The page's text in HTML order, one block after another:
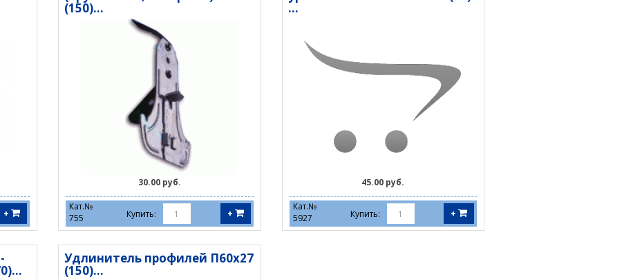
+
(150)...
30.00 руб.
Кат.№
755
Купить: +
...
45.00 руб.
Кат.№
5927
Купить: +
Удлинитель профилей П60х27
(150)...